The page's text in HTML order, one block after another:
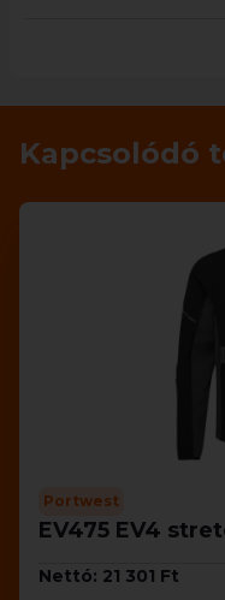
Kapcsolódó
Portwest
EV475 EV4
Nettó: 21 301 Ft